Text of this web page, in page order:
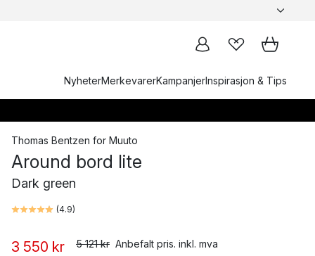
NyheterMerkevarerKampanjerInspirasjon & Tips
Thomas Bentzen for Muuto
Around bord lite
Dark green
(4.9)
3 550 kr 5 121 kr Anbefalt pris. inkl. mva